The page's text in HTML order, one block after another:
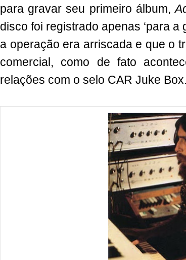
para gravar seu primeiro álbum,
disco foi registrado apenas ‘para a
a operação era arriscada e que o
comercial, como de fato
relações com o selo CAR Juke Box.